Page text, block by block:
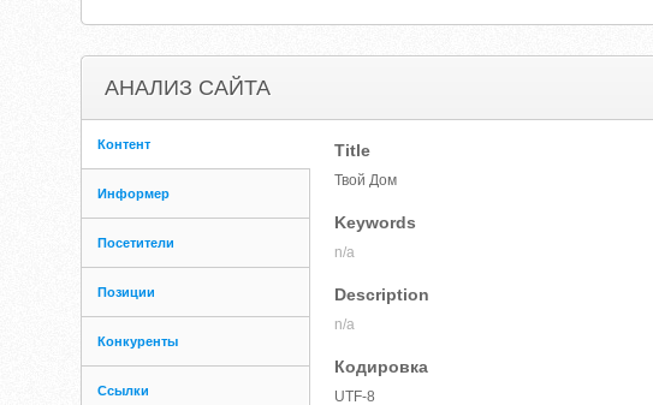
АНАЛИЗ САЙТА
Контент
Информер
Посетители
Позиции
Конкуренты
Ссылки
Title
Твой Дом
Keywords
n/a
Description
n/a
Кодировка
UTF-8